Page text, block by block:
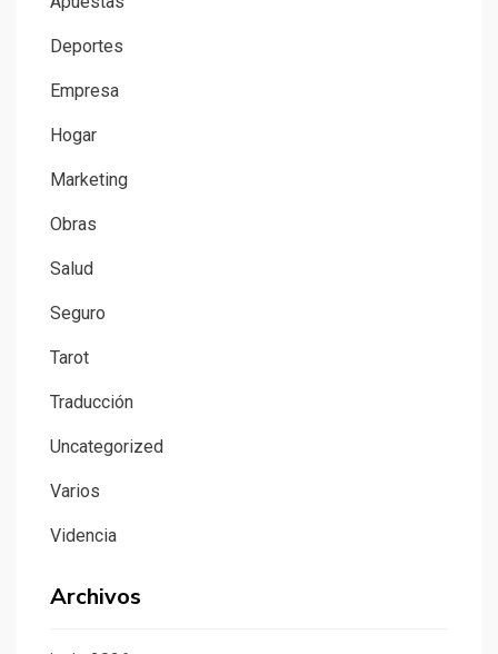
Deportes
Empresa
Hogar
Marketing
Obras
Salud
Seguro
Tarot
Traducción
Uncategorized
Varios
Videncia
Archivos